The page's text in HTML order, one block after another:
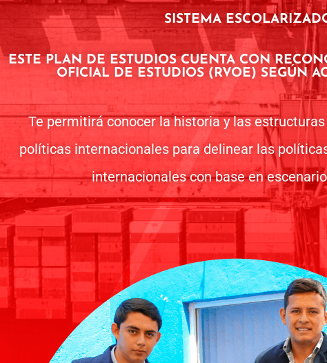
SISTEMA
ESTE PLAN DE ESTUDIOS CUENTA CON
OFICIAL DE ESTUDIOS (RVOE) SEGÚN
Te permitirá conocer la historia y las
políticas internacionales para delinear las
internacionales con base en